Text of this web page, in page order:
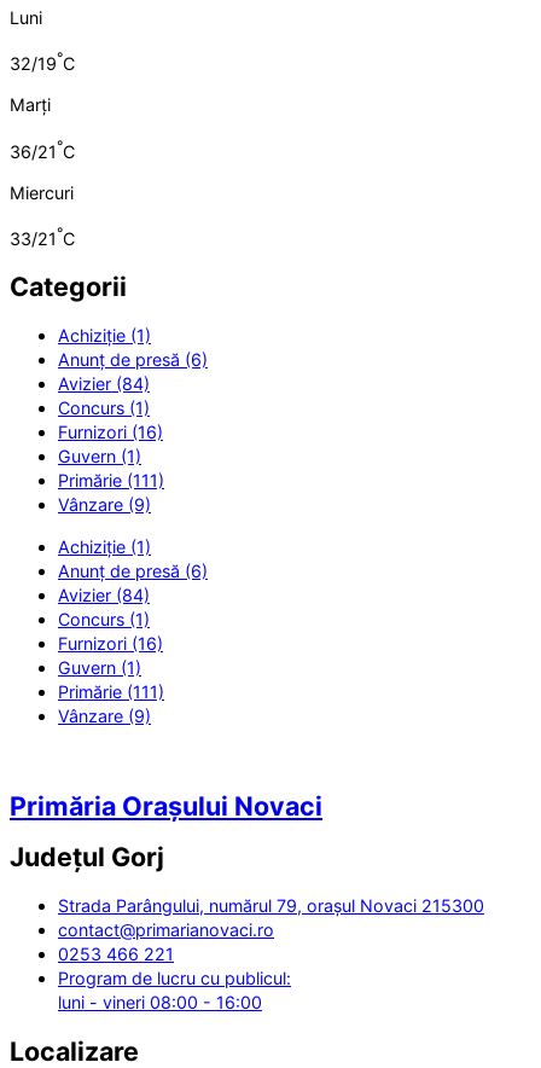
Luni
32/19°C
Marți
36/21°C
Miercuri
33/21°C
Categorii
Achiziție (1)
Anunț de presă (6)
Avizier (84)
Concurs (1)
Furnizori (16)
Guvern (1)
Primărie (111)
Vânzare (9)
Achiziție (1)
Anunț de presă (6)
Avizier (84)
Concurs (1)
Furnizori (16)
Guvern (1)
Primărie (111)
Vânzare (9)
Primăria Orașului Novaci
Județul Gorj
Strada Parângului, numărul 79, orașul Novaci 215300
contact@primarianovaci.ro
0253 466 221
Program de lucru cu publicul:
luni - vineri 08:00 - 16:00
Localizare